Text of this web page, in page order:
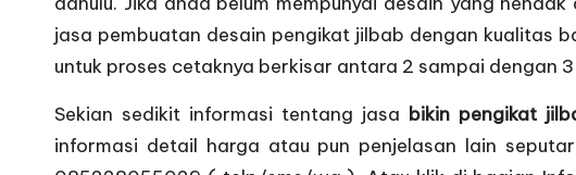
jasa pembuatan desain pengikat jilbab dengan kualitas
untuk proses cetaknya berkisar antara 2 sampai dengan
Sekian sedikit informasi tentang jasa bikin pengikat
informasi detail harga atau pun penjelasan lain